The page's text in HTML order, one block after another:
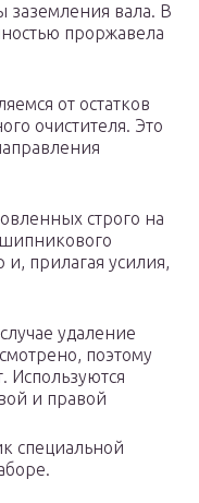
заземления вала. В
проржавела
от остатков
очистителя. Это
строго на
прилагая усилия,
удаление
поэтому
Используются
и правой
специальной